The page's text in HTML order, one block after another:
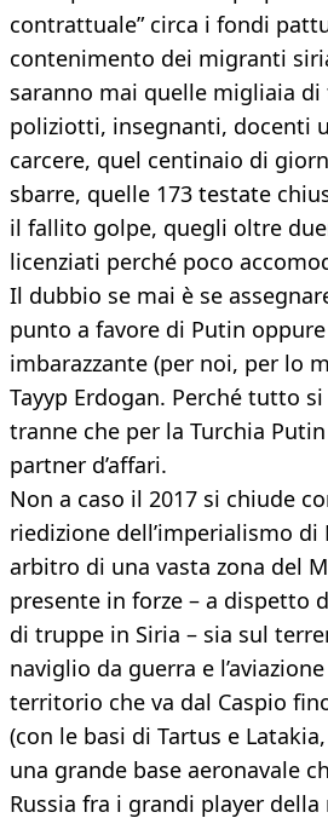
contrattuale” circa i fondi
contenimento dei migranti
saranno mai quelle migliaia di
poliziotti, insegnanti, docenti
carcere, quel centinaio di
sbarre, quelle 173 testate
il fallito golpe, quegli oltre
licenziati perché poco
Il dubbio se mai è se
punto a favore di Putin
imbarazzante (per noi, per lo
Tayyp Erdogan. Perché tutto
tranne che per la Turchia
partner d’affari.
Non a caso il 2017 si chiude
riedizione dell’imperialismo di
arbitro di una vasta zona del
presente in forze – a dispetto
di truppe in Siria – sia sul
naviglio da guerra e
territorio che va dal Caspio
(con le basi di Tartus e
una grande base aeronavale
Russia fra i grandi player